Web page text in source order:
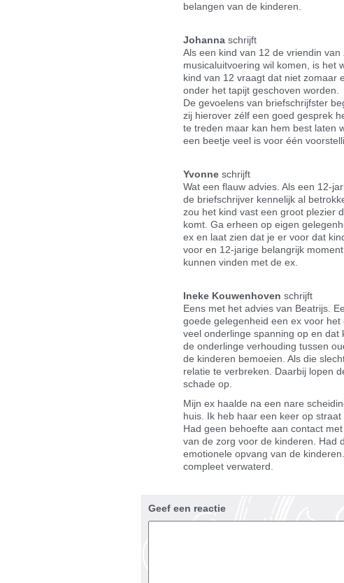
belangen van de kinderen.
Johanna schrijft
Als een kind van 12 de vriendin
musicaluitvoering wil komen, is het
kind van 12 vraagt dat niet zomaar
onder het tapijt geschoven worden.
De gevoelens van briefschrijfster
zij hierover zélf een goed gesprek
te treden maar kan hem best laten
een beetje veel is voor één
Yvonne schrijft
Wat een flauw advies. Als een 12-
de briefschrijver kennelijk al
zou het kind vast een groot plezier
komt. Ga erheen op eigen
ex en laat zien dat je er voor dat
voor en 12-jarige belangrijk
kunnen vinden met de ex.
Ineke Kouwenhoven schrijft
Eens met het advies van Beatrijs.
goede gelegenheid een ex voor
veel onderlinge spanning op en
de onderlinge verhouding tussen
de kinderen bemoeien. Als die
relatie te verbreken. Daarbij lopen
schade op.
Mijn ex haalde na een nare
huis. Ik heb haar een keer op
Had geen behoefte aan contact
van de zorg voor de kinderen. Had
emotionele opvang van de
compleet verwaterd.
Geef een reactie